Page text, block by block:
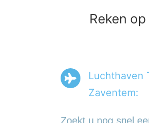
Reken
Luchthaven
Zaventem:
Zoekt u nog snel